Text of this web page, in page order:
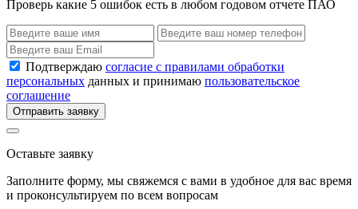
Проверь какие 5 ошибок есть в любом годовом отчете ПАО
Подтверждаю согласие с правилами обработки
персональных данных и принимаю пользовательское
соглашение
Отправить заявку
Оставьте заявку
Заполните форму, мы свяжемся с вами в удобное для вас время
и проконсультируем по всем вопросам